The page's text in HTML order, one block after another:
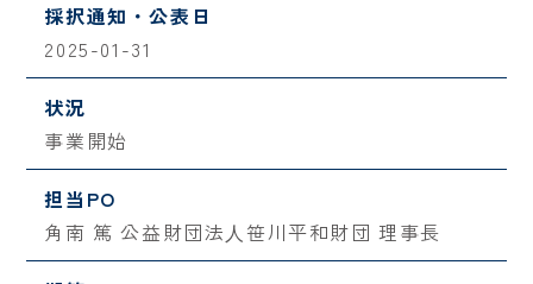
採択通知・公表日
2025-01-31
状況
事業開始
担当PO
角南 篤 公益財団法⼈笹川平和財団 理事長